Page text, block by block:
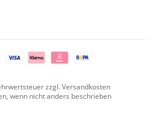
zzgl. Versandkosten
wenn nicht anders beschrieben